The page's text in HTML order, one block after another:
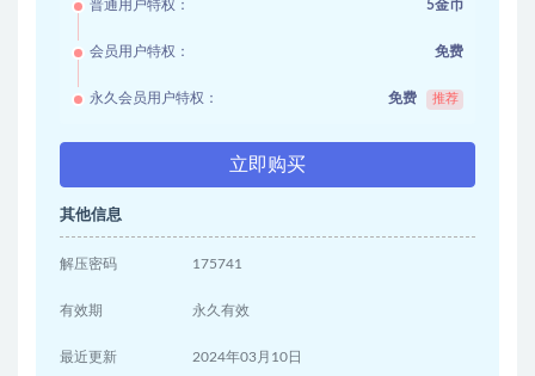
普通用户特权： 5金币
会员用户特权： 免费
永久会员用户特权： 免费 推荐
立即购买
其他信息
解压密码 175741
有效期 永久有效
最近更新 2024年03月10日